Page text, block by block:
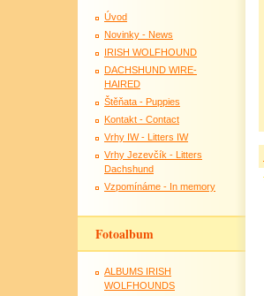
Úvod
Novinky - News
IRISH WOLFHOUND
DACHSHUND WIRE-
HAIRED
Štěňata - Puppies
Kontakt - Contact
Vrhy IW - Litters IW
Vrhy Jezevčík - Litters
Dachshund
Vzpomínáme - In memory
Fotoalbum
ALBUMS IRISH
WOLFHOUNDS